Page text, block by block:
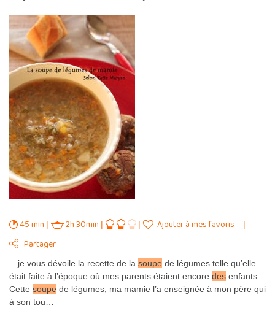
45 min 2h 30min
Ajouter à mes favoris
Partager
…je vous dévoile la recette de la soupe de légumes telle qu’elle
était faite à l’époque où mes parents étaient encore des enfants.
Cette soupe de légumes, ma mamie l’a enseignée à mon père qui
à son tou…